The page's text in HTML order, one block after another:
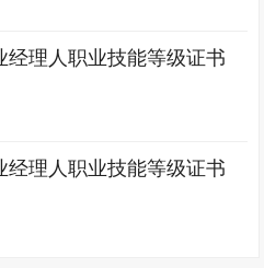
经理人职业技能等级证书
经理人职业技能等级证书